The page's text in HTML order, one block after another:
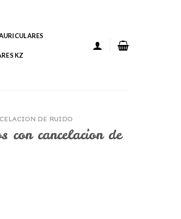
KZ
DE RUIDO
con cancelacion de
de ruido quantity